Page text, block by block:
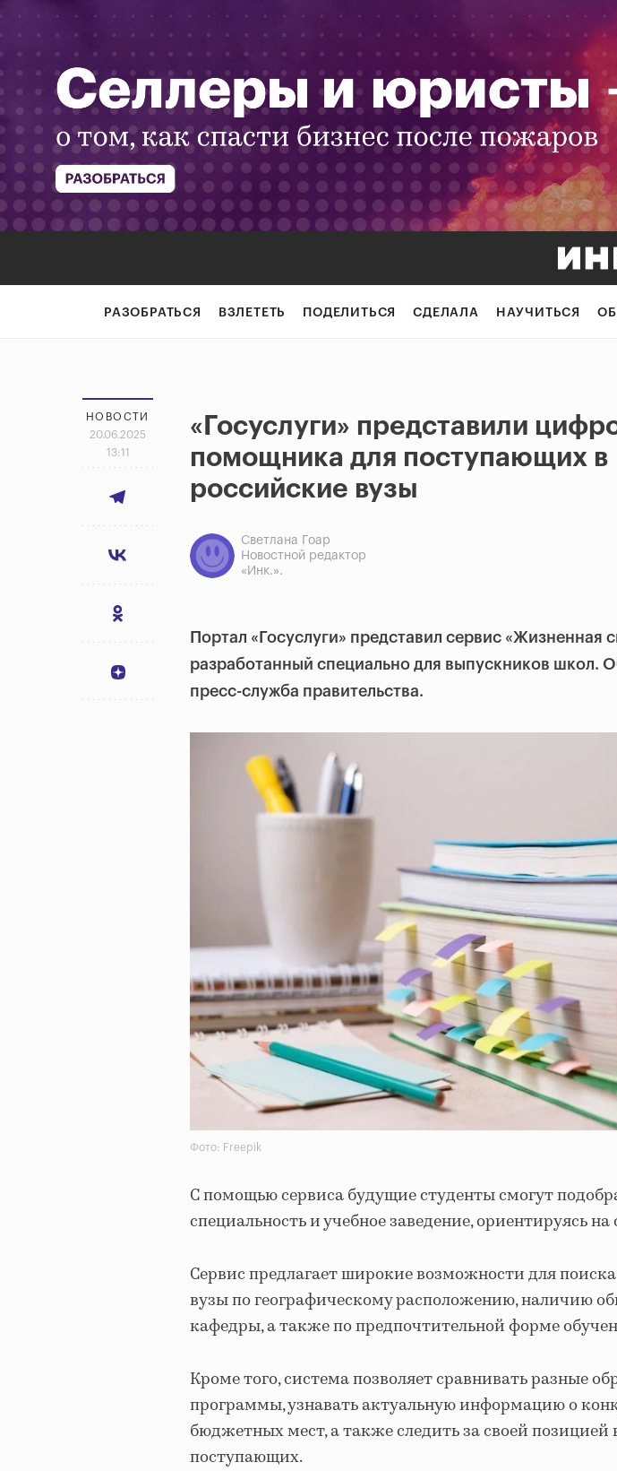
РАЗОБРАТЬСЯ ВЗЛЕТЕТЬ ПОДЕЛИТЬСЯ СДЕЛАЛА НАУЧИТЬСЯ
НОВОСТИ
20.06.2025
13:11
«Госуслуги» представили
помощника для поступающих в
российские вузы
Светлана Гоар
Новостной редактор
«Инк.».
Портал «Госуслуги» представил сервис «Жизненная
разработанный специально для выпускников школ.
пресс-служба правительства.
Фото: Freepik
С помощью сервиса будущие студенты смогут
специальность и учебное заведение, ориентируясь
Сервис предлагает широкие возможности для
вузы по географическому расположению, наличию
кафедры, а также по предпочтительной форме
Кроме того, система позволяет сравнивать разные
программы, узнавать актуальную информацию о
бюджетных мест, а также следить за своей позицией
поступающих.